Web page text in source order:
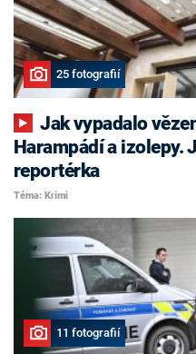
25 fotografií
Jak vypadalo vězení chlapce ze Zlínska?
Harampádí a izolepy.
reportérka
Téma: Krimi
11 fotografií